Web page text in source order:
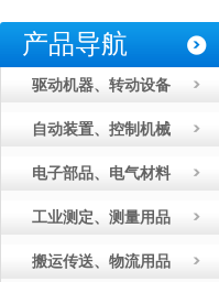
产品导航
驱动机器、转动设备
自动装置、控制机械
电子部品、电气材料
工业测定、测量用品
搬运传送、物流用品